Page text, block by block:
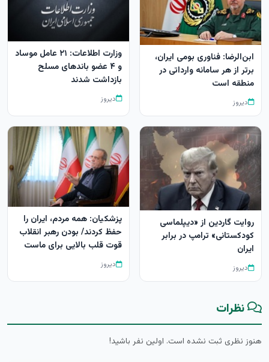
ابن‌الرضا: فناوری بومی ایران،
برتر از هر سامانه وارداتی در
منطقه است
دیروز
وزارت اطلاعات: ۲۱ عامل موساد
و ۴ عضو باندهای مسلح
بازداشت شدند
دیروز
روایت گاردین از «دیپلماسی
کودکستانی» ترامپ در برابر
ایران
دیروز
پزشکیان: همه مردم، ایران را
حفظ کردند/ بودن رهبر انقلاب
قوت قلب بالایی برای ماست
دیروز
نظرات
هنوز نظری ثبت نشده است. اولین نفر باشید!